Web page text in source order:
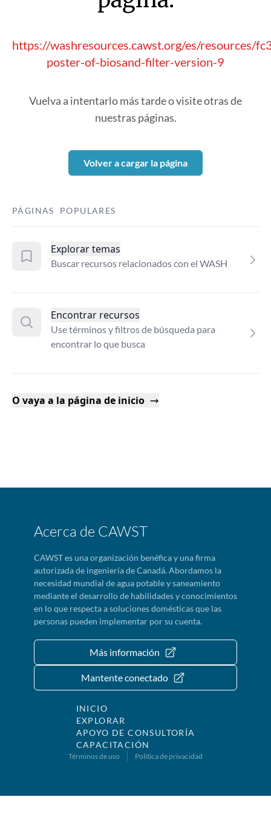
https://washresources.cawst.org/es/resources/
poster-of-biosand-filter-version-9
Vuelva a intentarlo más tarde o visite otras de
nuestras páginas.
Volver a cargar la página
PÁGINAS POPULARES
Explorar temas
Buscar recursos relacionados con el WASH
Encontrar recursos
Use términos y filtros de búsqueda para
encontrar lo que busca
O vaya a la página de inicio
Acerca de CAWST
CAWST es una organización benéfica y una firma
autorizada de ingeniería de Canadá. Abordamos la
necesidad mundial de agua potable y saneamiento
mediante el desarrollo de habilidades y conocimientos
en lo que respecta a soluciones domésticas que las
personas pueden implementar por su cuenta.
Más información
Mantente conectado
INICIO
EXPLORAR
APOYO DE CONSULTORÍA
CAPACITACIÓN
Términos de uso Política de privacidad